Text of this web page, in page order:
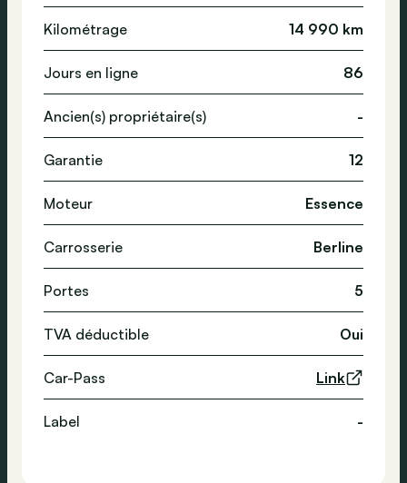
Kilométrage 14 990 km
Jours en ligne 86
Ancien(s) propriétaire(s) -
Garantie 12
Moteur Essence
Carrosserie Berline
Portes 5
TVA déductible Oui
Car-Pass Link
Label -